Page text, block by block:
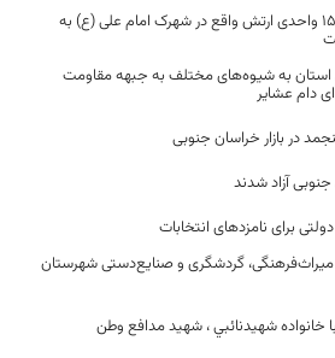
در اقدامی شایسته مجتمع 1500 واحدی ارتش واقع در شهرک امام علی (ع) به
استان به شیوه‌های مختلف به جبهه مقاومت
دام عشایر
در بازار خراسان جنوبی
برای نامزد‌های انتخابات
میراث‌‌فرهنگی، گردشگری و صنایع‌دستی شهرستان
خانواده شهیدنائبي ، شهید مدافع وطن